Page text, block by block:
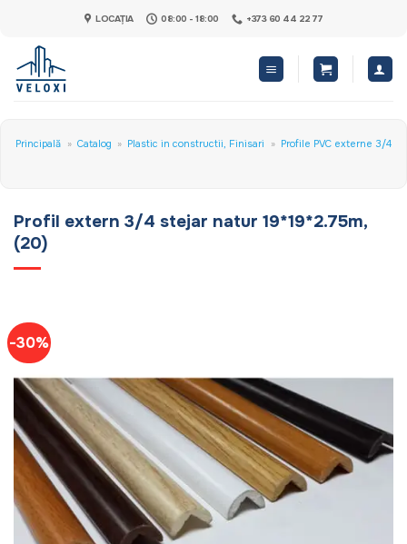
content
LOCAȚIA 08:00 - 18:00 +373 60 44 22 77
Principală » Catalog » Plastic in constructii, Finisari » Profile PVC externe 3/4
Profil extern 3/4 stejar natur 19*19*2.75m,
(20)
-30%